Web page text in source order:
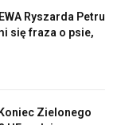
Ryszarda Petru
się fraza o psie,
Zielonego